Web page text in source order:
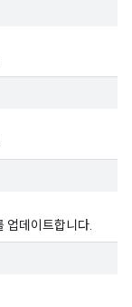
업데이트합니다.